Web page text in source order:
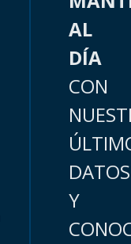
AL
DÍA
CON
DATOS
Y